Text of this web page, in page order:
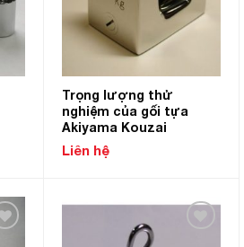
Trọng lượng thử
nghiệm của gối tựa
Akiyama Kouzai
Liên hệ